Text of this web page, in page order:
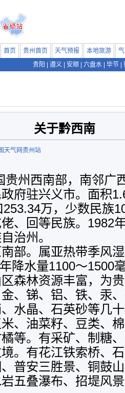
首页 贵州首页 天气预报 本地旅游
贵阳
遵义 安顺 六盘水 毕节
关于黔西南
天气网贵州站
州西南部，南邻广
府驻兴义市。面积
万，少数民族
、回等民族。1982
治州。
。属亚热带季风湿
降水量1100～1500
森林资源丰富，为
、锑、铝、铁、汞
水晶、石英砂等几
、油菜籽、豆类、
等。有采矿、制糖
。有花江铁索桥、
普安三胜景、铜鼓
五叠瀑布、招堤风